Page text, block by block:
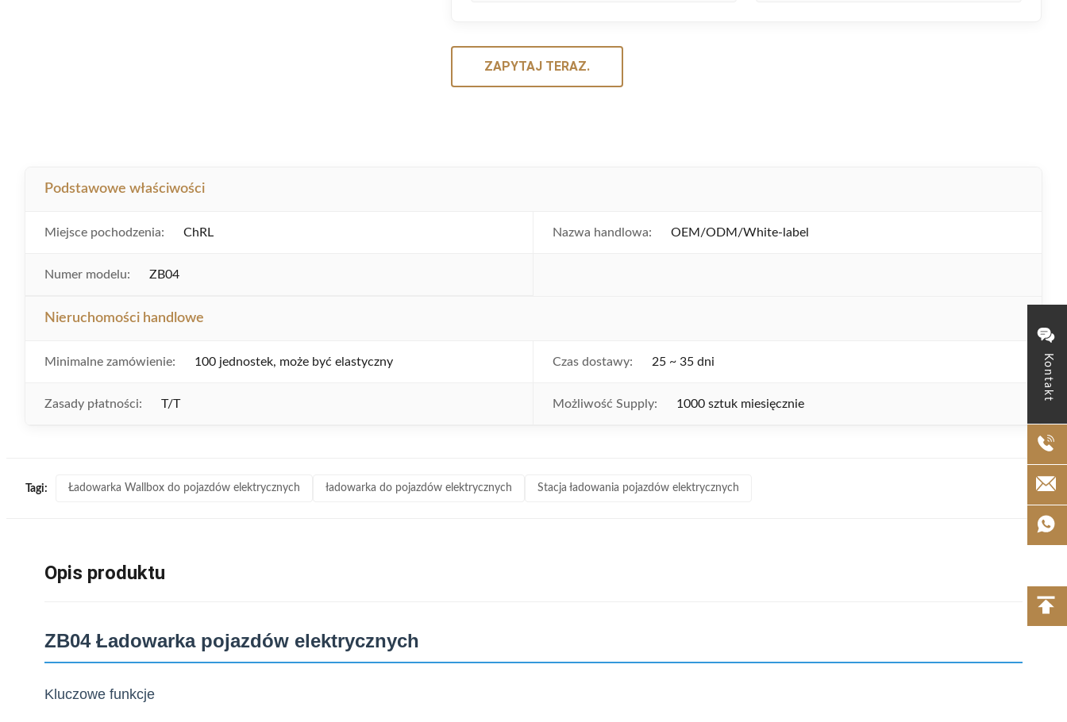
Kontakt
ZAPYTAJ TERAZ.
Podstawowe właściwości
Miejsce pochodzenia: ChRL Nazwa handlowa: OEM/ODM/White-label
Numer modelu: ZB04
Nieruchomości handlowe
Minimalne zamówienie: 100 jednostek, może być elastyczny Czas dostawy: 25 ~ 35 dni
Zasady płatności: T/T Możliwość Supply: 1000 sztuk miesięcznie
Tagi: Ładowarka Wallbox do pojazdów elektrycznych ładowarka do pojazdów elektrycznych Stacja ładowania pojazdów elektrycznych
Opis produktu
ZB04 Ładowarka pojazdów elektrycznych
Kluczowe funkcje